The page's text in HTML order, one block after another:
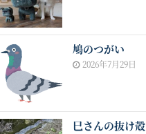
鳩のつがい
2026年7月29日
巳さんの抜け殻